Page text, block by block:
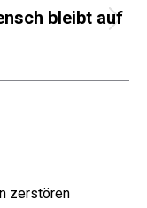
bleibt auf
zerstören